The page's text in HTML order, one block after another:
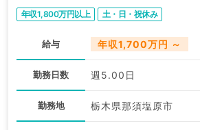
年収1,800万円以上 土・日・祝休み
給与 年収1,700万円 ～
勤務日数 週5.00日
勤務地 栃木県那須塩原市